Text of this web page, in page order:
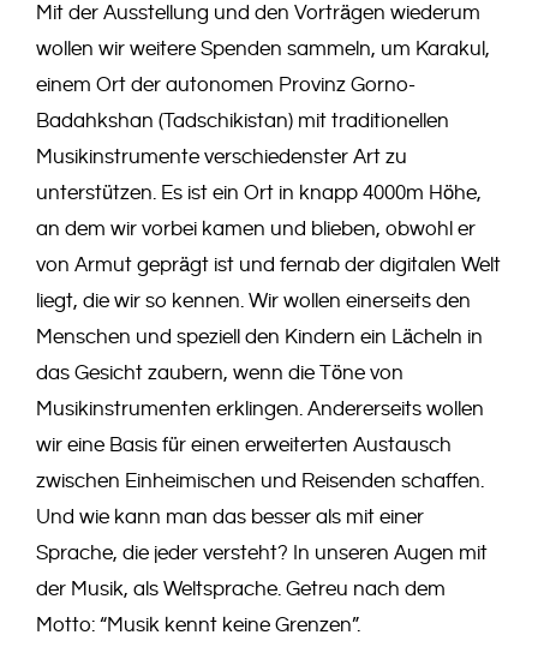
Mit der Ausstellung und den Vorträgen wiederum
wollen wir weitere Spenden sammeln, um Karakul,
einem Ort der autonomen Provinz Gorno-
Badahkshan (Tadschikistan) mit traditionellen
Musikinstrumente verschiedenster Art zu
unterstützen. Es ist ein Ort in knapp 4000m Höhe,
an dem wir vorbei kamen und blieben, obwohl er
von Armut geprägt ist und fernab der digitalen Welt
liegt, die wir so kennen. Wir wollen einerseits den
Menschen und speziell den Kindern ein Lächeln in
das Gesicht zaubern, wenn die Töne von
Musikinstrumenten erklingen. Andererseits wollen
wir eine Basis für einen erweiterten Austausch
zwischen Einheimischen und Reisenden schaffen.
Und wie kann man das besser als mit einer
Sprache, die jeder versteht? In unseren Augen mit
der Musik, als Weltsprache. Getreu nach dem
Motto: “Musik kennt keine Grenzen”.